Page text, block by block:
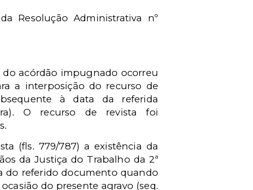
Resolução Administrativa nº
acórdão impugnado ocorreu
a interposição do recurso de
à data da referida
O recurso de revista foi
(fls. 779/787) a existência da
da Justiça do Trabalho da 2ª
do referido documento quando
do presente agravo (seq.